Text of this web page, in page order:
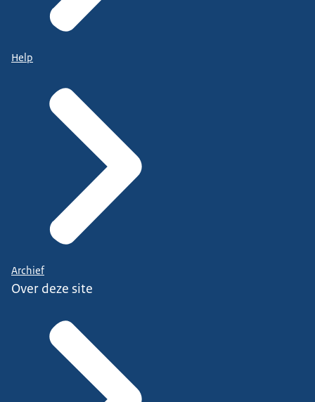
Help
Archief
Over deze site